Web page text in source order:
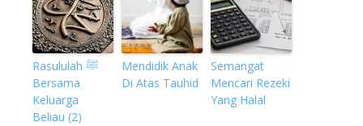
Rasululah ﷺ
Bersama
Keluarga
Beliau (2)
Mendidik Anak
Di Atas Tauhid
Semangat
Mencari Rezeki
Yang Halal